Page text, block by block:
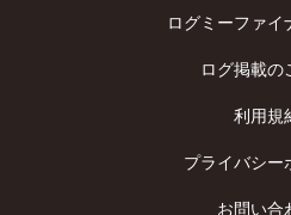
ログミーファイ
ログ掲載の
利用規
プライバシー
お問い合